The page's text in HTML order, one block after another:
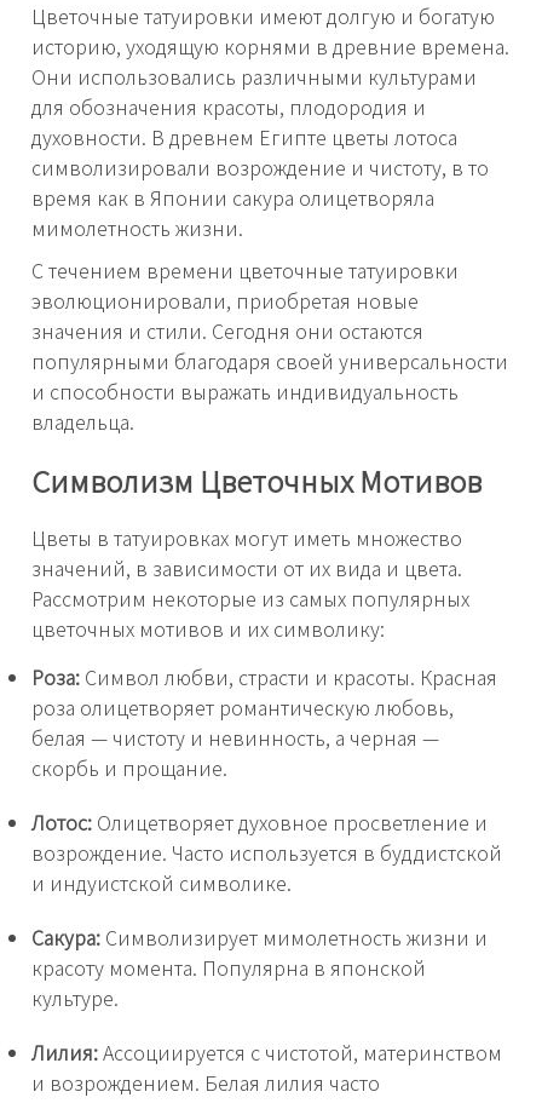
Цветочные татуировки имеют долгую и богатую
историю, уходящую корнями в древние времена.
Они использовались различными культурами
для обозначения красоты, плодородия и
духовности. В древнем Египте цветы лотоса
символизировали возрождение и чистоту, в то
время как в Японии сакура олицетворяла
мимолетность жизни.
С течением времени цветочные татуировки
эволюционировали, приобретая новые
значения и стили. Сегодня они остаются
популярными благодаря своей универсальности
и способности выражать индивидуальность
владельца.
Символизм Цветочных Мотивов
Цветы в татуировках могут иметь множество
значений, в зависимости от их вида и цвета.
Рассмотрим некоторые из самых популярных
цветочных мотивов и их символику:
Роза: Символ любви, страсти и красоты. Красная
роза олицетворяет романтическую любовь,
белая — чистоту и невинность, а черная —
скорбь и прощание.
Лотос: Олицетворяет духовное просветление и
возрождение. Часто используется в буддистской
и индуистской символике.
Сакура: Символизирует мимолетность жизни и
красоту момента. Популярна в японской
культуре.
Лилия:Ассоциируется с чистотой, материнством
и возрождением. Белая лилия часто